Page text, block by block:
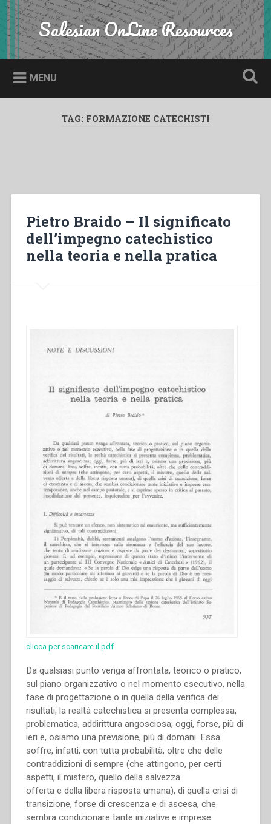
Skip
to
content
Search Salesian OnLine Resources
MENU
TAG: FORMAZIONE CATECHISTI
Pietro Braido – Il significato
dell’impegno catechistico
nella teoria e nella pratica
clicca per scaricare il pdf
Da qualsiasi punto venga affrontata, teorico o pratico,
sul piano organizzativo o nel momento esecutivo, nella
fase di progettazione o in quella della verifica dei
risultati, la realtà catechistica si presenta complessa,
problematica, addirittura angosciosa; oggi, forse, più di
ieri e, osiamo una previsione, più di domani. Essa
soffre, infatti, con tutta probabilità, oltre che delle
contraddizioni di sempre (che attingono, per certi
aspetti, il mistero, quello della salvezza
offerta e della libera risposta umana), di quella crisi di
transizione, forse di crescenza e di ascesa, che
sembra condizionare tante iniziative e imprese